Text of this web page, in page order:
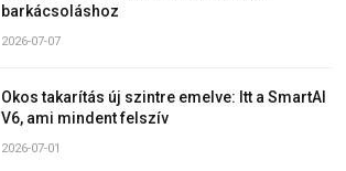
barkácsoláshoz
2026-07-07
Okos takarítás új szintre emelve: Itt a SmartAI
V6, ami mindent felszív
2026-07-01